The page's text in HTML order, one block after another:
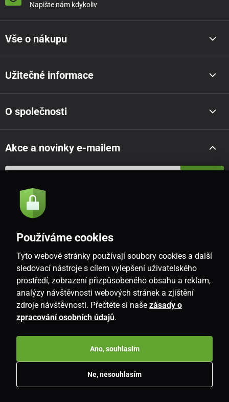
Napište nám kdykoliv
Vše o nákupu
Užitečné informace
O společnosti
Akce a novinky e-mailem
Souhlasím se
CZ
www.i-living.cz. Všechna práva vyhrazena.
Používáme cookies
Tyto webové stránky používají soubory cookies a další
sledovací nástroje s cílem vylepšení uživatelského
prostředí, zobrazení přizpůsobeného obsahu a reklam,
analýzy návštěvnosti webových stránek a zjištění
zdroje návštěvnosti. Přečtěte si naše zásady o
zpracování osobních údajů.
Ne, nesouhlasím
Ano, souhlasím